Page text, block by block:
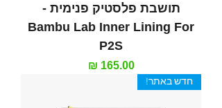
תושבת פלסטיק פנימית -
Bambu Lab Inner Lining For
P2S
מחיר‏165.00 ‏₪
חדש באתר!